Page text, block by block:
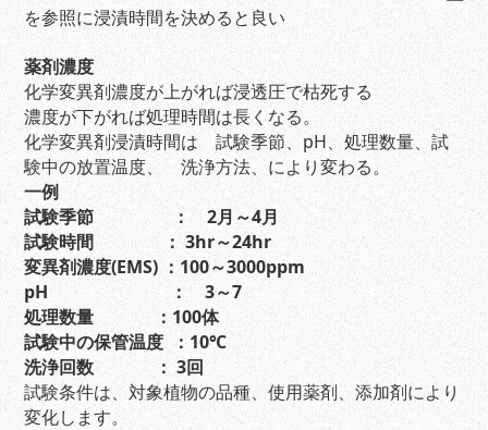
を参照に浸漬時間を決めると良い
薬剤濃度
化学変異剤濃度が上がれば浸透圧で枯死する
濃度が下がれば処理時間は長くなる。
化学変異剤浸漬時間は 試験季節、pH、処理数量、試
験中の放置温度、 洗浄方法、により変わる。
一例
試験季節 ： 2月～4月
試験時間 ： 3hr～24hr
変異剤濃度(EMS) ：100～3000ppm
pH ： 3～7
処理数量 ：100体
試験中の保管温度 ：10℃
洗浄回数 ： 3回
試験条件は、対象植物の品種、使用薬剤、添加剤により
変化します。